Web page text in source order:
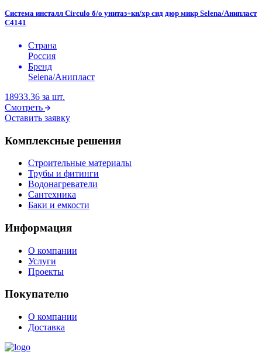
Система инсталл Circulo б/о унитаз+кн/хр сид дюр микр Selena/Анипласт
C4141
Страна
Россия
Бренд
Selena/Анипласт
18933.36 за шт.
Смотреть
Оставить заявку
Комплексные решения
Строительные материалы
Трубы и фитинги
Водонагреватели
Сантехника
Баки и емкости
Информация
О компании
Услуги
Проекты
Покупателю
О компании
Доставка